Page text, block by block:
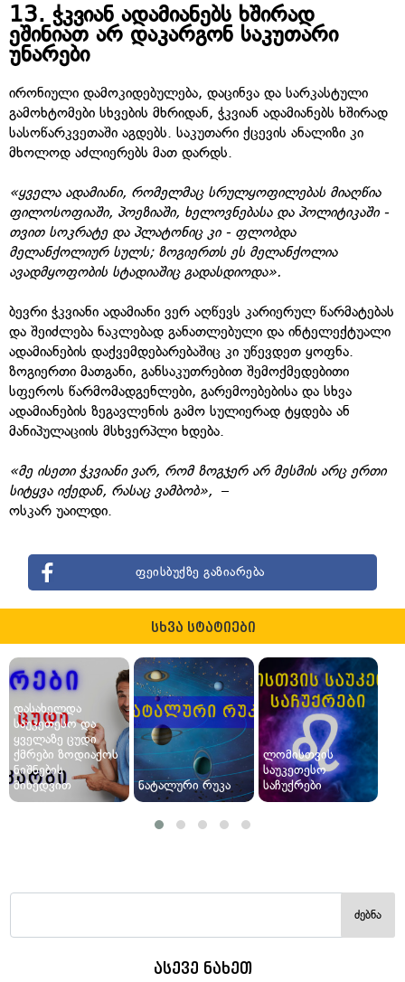
13. ჭკვიან ადამიანებს ხშირად
ეშინიათ არ დაკარგონ საკუთარი
უნარები
ირონიული დამოკიდებულება, დაცინვა და სარკასტული
გამოხტომები სხვების მხრიდან, ჭკვიან ადამიანებს ხშირად
სასოწარკვეთაში აგდებს. საკუთარი ქცევის ანალიზი კი
მხოლოდ აძლიერებს მათ დარდს.
«ყველა ადამიანი, რომელმაც სრულყოფილებას მიაღწია
ფილოსოფიაში, პოეზიაში, ხელოვნებასა და პოლიტიკაში -
თვით სოკრატე და პლატონიც კი - ფლობდა
მელანქოლიურ სულს; ზოგიერთს ეს მელანქოლია
ავადმყოფობის სტადიაშიც გადასდიოდა».
ბევრი ჭკვიანი ადამიანი ვერ აღწევს კარიერულ წარმატებას
და შეიძლება ნაკლებად განათლებული და ინტელექტუალი
ადამიანების დაქვემდებარებაშიც კი უწევდეთ ყოფნა.
ზოგიერთი მათგანი, განსაკუთრებით შემოქმედებითი
სფეროს წარმომადგენლები, გარემოებებისა და სხვა
ადამიანების ზეგავლენის გამო სულიერად ტყდება ან
მანიპულაციის მსხვერპლი ხდება.
«მე ისეთი ჭკვიანი ვარ, რომ ზოგჯერ არ მესმის არც ერთი
სიტყვა იქედან, რასაც ვამბობ», –
ოსკარ უაილდი.
ფეისბუქზე გაზიარება
სხვა სტატიები
დასახელდა
საუკეთესო და
ყველაზე ცუდი
ქმრები ზოდიაქოს
ნიშნების
მიხედვით
ნატალური რუკა
ლომისთვის
საუკეთესო
საჩუქრები
ძებნა
ასევე ნახეთ